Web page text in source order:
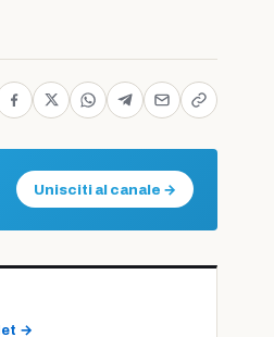
Unisciti al canale →
→